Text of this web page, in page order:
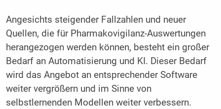
Angesichts steigender Fallzahlen und neuer
Quellen, die für Pharmakovigilanz-Auswertungen
herangezogen werden können, besteht ein großer
Bedarf an Automatisierung und KI. Dieser Bedarf
wird das Angebot an entsprechender Software
weiter vergrößern und im Sinne von
selbstlernenden Modellen weiter verbessern.